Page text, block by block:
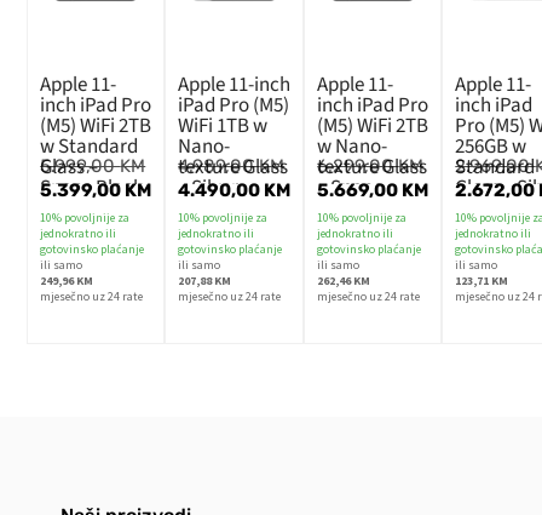
Apple 11-
inch iPad Pro
(M5) WiFi 2TB
w Standard
Glass –
Space Black
5.999,00KM
5.399,00 KM
10% povoljnije za
jednokratno ili
gotovinsko plaćanje
ili samo
249,96 KM
mjesečno uz 24 rate
Apple 11-inch
iPad Pro (M5)
WiFi 1TB w
Nano-
texture Glass
– Silver
4.989,00KM
4.490,00 KM
10% povoljnije za
jednokratno ili
gotovinsko plaćanje
ili samo
207,88 KM
mjesečno uz 24 rate
Apple 11-
inch iPad Pro
(M5) WiFi 2TB
w Nano-
texture Glass
– Space
Black
6.299,00KM
5.669,00 KM
10% povoljnije za
jednokratno ili
gotovinsko plaćanje
ili samo
262,46 KM
mjesečno uz 24 rate
Apple 11-
inch iPad
Pro (M5)
256GB w
Standard
Glass –
2.969,00
2.672,00
10% povoljnije
jednokratno ili
gotovinsko
ili samo
123,71 KM
mjesečno uz 24